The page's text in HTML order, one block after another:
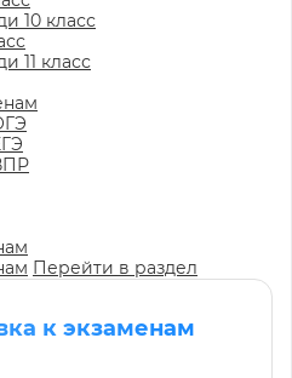
10 класс
11 класс
Перейти в раздел
к экзаменам